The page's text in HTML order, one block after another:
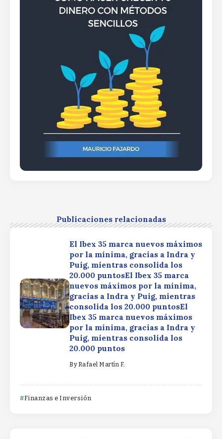
Publicaciones relacionadas
El Ibex 35 marca nuevos máximos
por la mínima, gracias a Indra y
Puig, mientras consolida los
20.000 puntosEl Ibex 35 marca
nuevos máximos por la mínima,
gracias a Indra y Puig, mientras
consolida los 20.000 puntosEl
Ibex 35 marca nuevos máximos
por la mínima, gracias a Indra y
Puig, mientras consolida los
20.000 puntos
By Rafael Martín F.
Finanzas e Inversión